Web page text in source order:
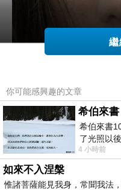
繼
你可能感興趣的文章
希伯來
希伯來書
了光照以
面被毀謗
4 小時前
如來不入涅槃
惟諸菩薩能見我身，常聞我法